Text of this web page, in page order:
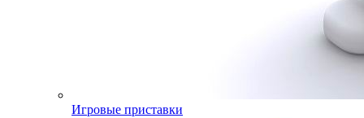
Игровые приставки